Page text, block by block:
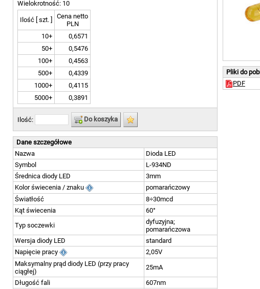
Pliki do
PDF
Wielokrotność: 10
Ilość [ szt. ]
Cena netto
PLN
10+
0,6571
50+
0,5476
100+
0,4563
500+
0,4339
1000+
0,4115
5000+
0,3891
Ilość: Do koszyka
Dane szczegółowe
Nazwa
Dioda LED
Symbol
L-934ND
Średnica diody LED
3mm
Kolor świecenia / znaku
pomarańczowy
Światłość
8÷30mcd
Kąt świecenia
60°
Typ soczewki
dyfuzyjna;
pomarańczowa
Wersja diody LED
standard
Napięcie pracy
2,05V
Maksymalny prąd diody LED (przy pracy
ciągłej)
25mA
Długość fali
607nm